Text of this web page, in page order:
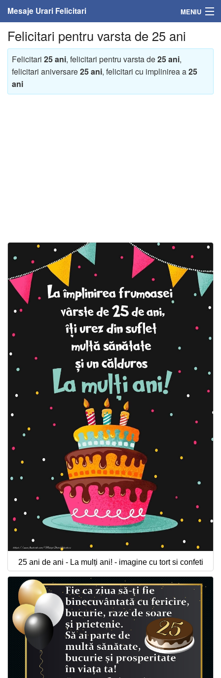
Mesaje Urari Felicitari MENIU
Home
Mesaje
Felicitari
Felicitari muzicale
Felicitari muzicale personalizate
Felicitari animate
Invitatii personalizate
Conecteaza-te
Felicitari pentru varsta de 25 ani
Felicitari 25 ani, felicitari pentru varsta de25 ani,
felicitari aniversare25 ani, felicitari cu implinirea a25
ani
25 ani de ani - La mulți ani! - imagine cu tort si confeti